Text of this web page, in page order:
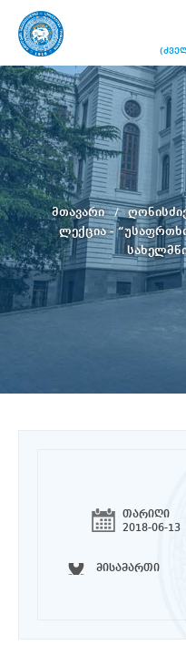
მთავარი
ლექცია -
თარიღი
2018-06-13
მისამართი